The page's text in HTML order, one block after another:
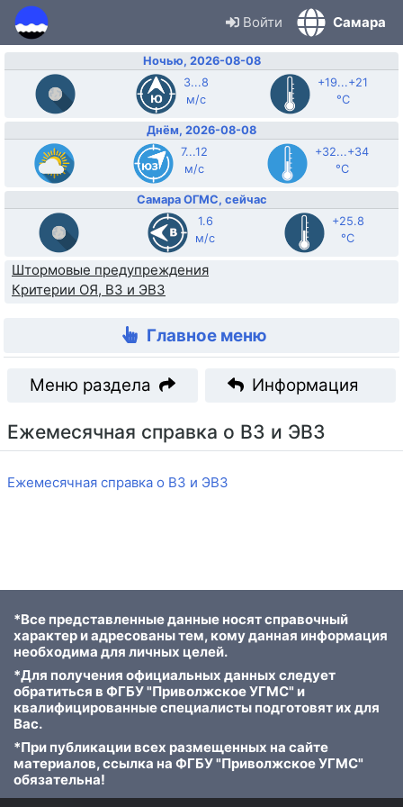
Войти Самара
Ночью, 2026-08-08
3...8
м/с
+19...+21
°C
Днём, 2026-08-08
7...12
м/с
+32...+34
°C
Самара ОГМС, сейчас
1.6
м/с
+25.8
°C
Штормовые предупреждения
Критерии ОЯ, ВЗ и ЭВЗ
Главное меню
Меню раздела Информация
Ежемесячная справка о ВЗ и ЭВЗ
Ежемесячная справка о ВЗ и ЭВЗ
*Все представленные данные носят справочный
характер и адресованы тем, кому данная информация
необходима для личных целей.
*Для получения официальных данных следует
обратиться в ФГБУ "Приволжское УГМС" и
квалифицированные специалисты подготовят их для
Вас.
*При публикации всех размещенных на сайте
материалов, ссылка на ФГБУ "Приволжское УГМС"
обязательна!